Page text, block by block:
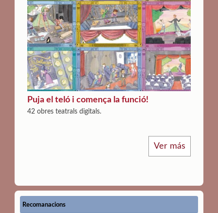
Puja el teló i comença la funció!
42 obres teatrals digitals.
Ver más
Recomanacions